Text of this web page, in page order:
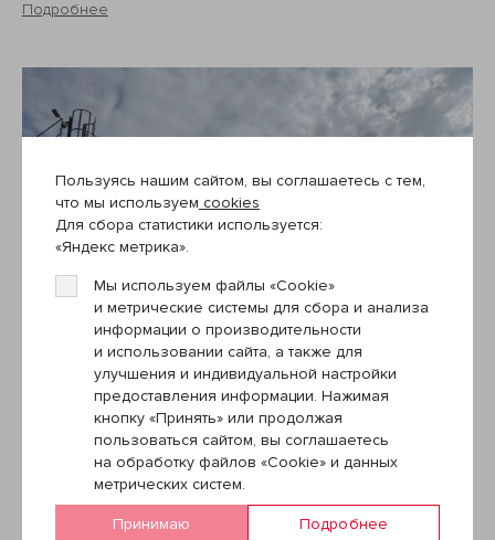
Пользуясь нашим сайтом, вы соглашаетесь с тем,
что мы используем cookies
Для сбора статистики используется:
«Яндекс метрика».
Мы используем файлы «Cookie»
и метрические системы для сбора и анализа
информации о производительности
и использовании сайта, а также для
улучшения и индивидуальной настройки
предоставления информации. Нажимая
кнопку «Принять» или продолжая
пользоваться сайтом, вы соглашаетесь
на обработку файлов «Cookie» и данных
метрических систем.
Принимаю Подробнее
Подробнее